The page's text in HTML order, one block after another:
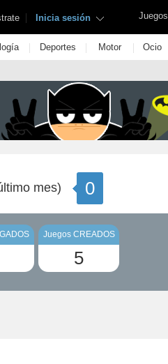
Juegos
| Inicia sesión
| Deportes | Motor | Ocio
mes) 0
Juegos CREADOS
5